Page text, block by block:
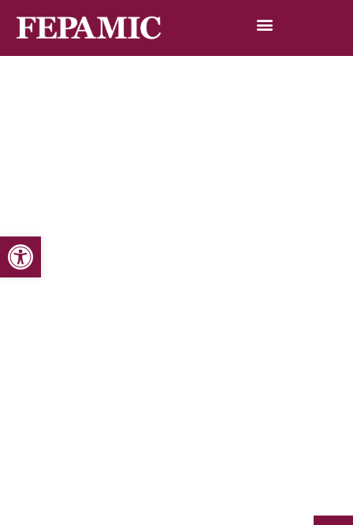
Abrir barra de herramientas
Inicio